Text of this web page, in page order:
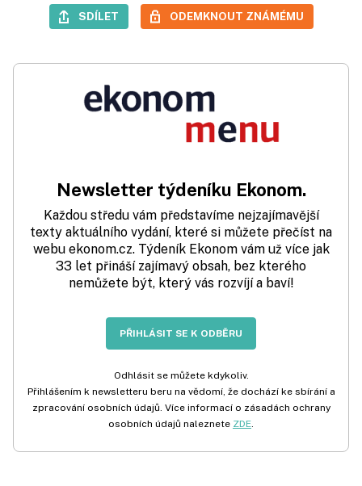
SDÍLET ODEMKNOUT ZNÁMÉMU
Newsletter týdeníku Ekonom.
Každou středu vám představíme nejzajímavější
texty aktuálního vydání, které si můžete přečíst na
webu ekonom.cz. Týdeník Ekonom vám už více jak
33 let přináší zajímavý obsah, bez kterého
nemůžete být, který vás rozvíjí a baví!
PŘIHLÁSIT SE K ODBĚRU
Odhlásit se můžete kdykoliv.
Přihlášením k newsletteru beru na vědomí, že dochází ke sbírání a
zpracování osobních údajů. Více informací o zásadách ochrany
osobních údajů naleznete ZDE.